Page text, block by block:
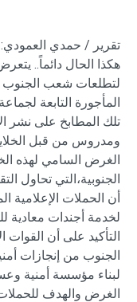
تقرير / حمدي العمودي:
هكذا الحال دائماً..
لتطلعات شعب الجنوب
المأجورة التابعة
تلك المطابخ على نشر
ومدروس من قبل
الغرض السامي لهذه
الجنوبية،التي تحاول
أن الحملات الإعلامية
لخدمة أجندات معادية
التأكيد على أن
الجنوب من إنجازات
لبناء مؤسسة أمنية
الغرض والهدف